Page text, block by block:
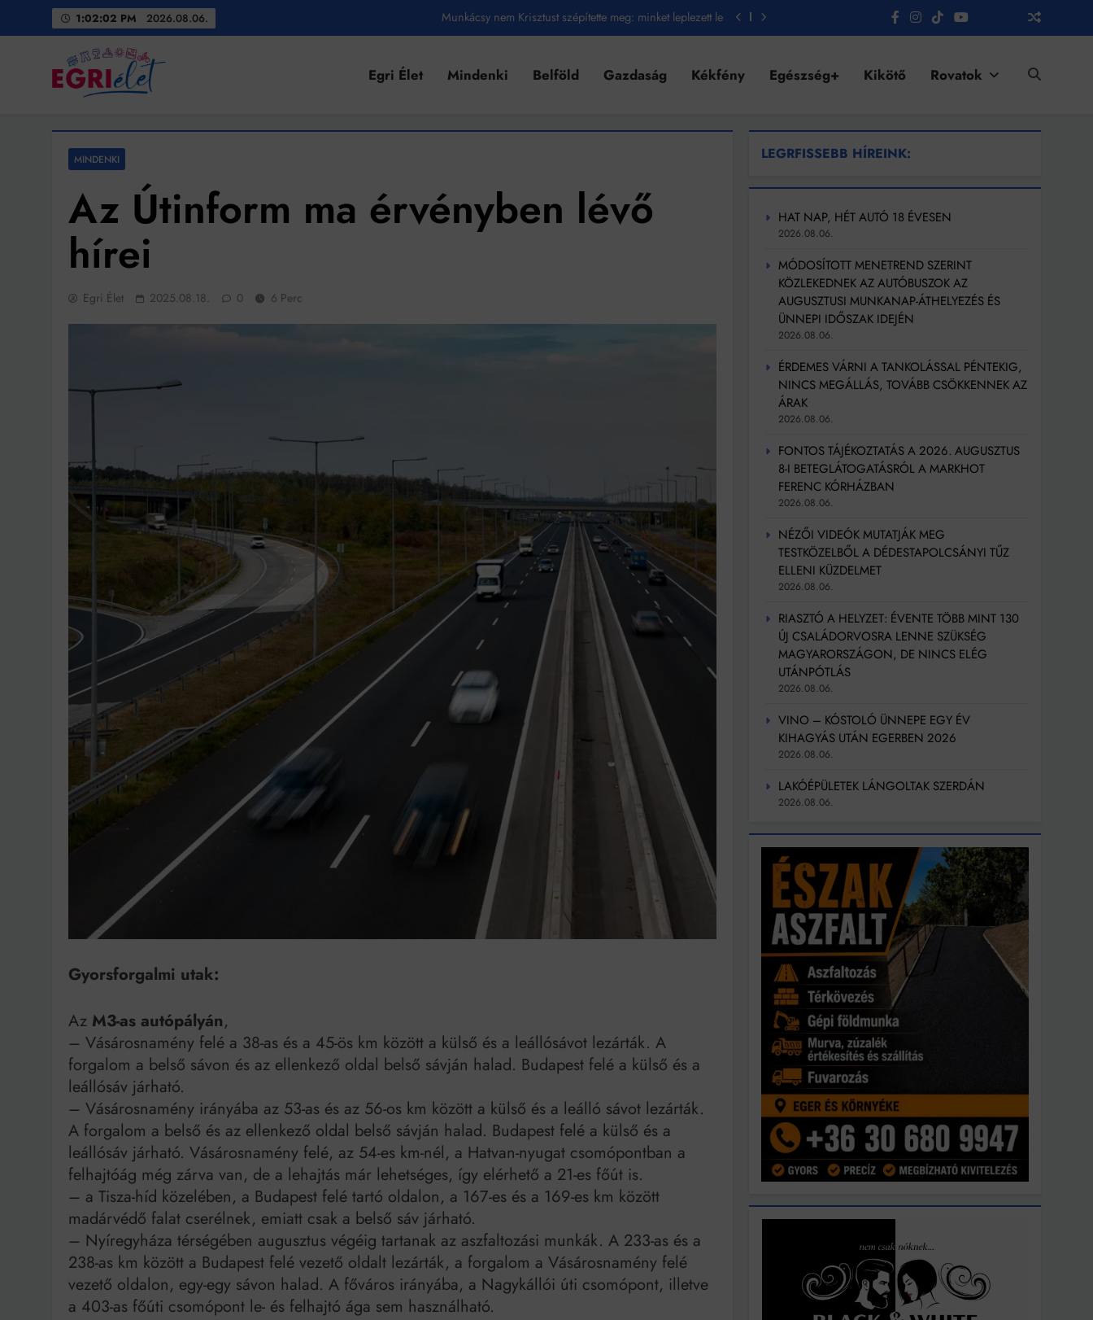
1:02:04 PM 2026.08.06.
Munkácsy nem Krisztust szépítette meg: minket leplezett le
Amikor a Tetris boldogabbá tesz, mint a szerelem
Az öregség nem csak ránc?
Mindenki a világot akarja uralni – de nem csak a 80-as években
Amikor a Tetris boldogabbá tesz, mint a szerelem
Létezik tökéletes élet: Truman is elhitte
Karinthy Frigyes: a zseni, aki belenézett a saját koponyájába
Ki akarsz törni. De miből?
Az öregség nem csak ránc?
Az ördög még mindig Pradát visel. De te miért öltözöl hozzá?
Móricz Zsigmond: falusi író vagy boncmester?
Mindenki a világot akarja uralni – de nem csak a 80-as években
Bitumenes lapostetők: a bevált technológia akkor működik, ha jól van felújítva
Egri Élet
Egri Élet Mindenki Belföld Gazdaság Kékfény Egészség+ Kikötő Rovatok
MINDENKI
Az Útinform ma érvényben lévő
hírei
Egri Élet 2025.08.18. 0 6 Perc
Gyorsforgalmi utak:
Az M3-as autópályán,
– Vásárosnamény felé a 38-as és a 45-ös km között a külső és a leállósávot lezárták. A
forgalom a belső sávon és az ellenkező oldal belső sávján halad. Budapest felé a külső és a
leállósáv járható.
– Vásárosnamény irányába az 53-as és az 56-os km között a külső és a leálló sávot lezárták.
A forgalom a belső és az ellenkező oldal belső sávján halad. Budapest felé a külső és a
leállósáv járható. Vásárosnamény felé, az 54-es km-nél, a Hatvan-nyugat csomópontban a
felhajtóág még zárva van, de a lehajtás már lehetséges, így elérhető a 21-es főút is.
– a Tisza-híd közelében, a Budapest felé tartó oldalon, a 167-es és a 169-es km között
madárvédő falat cserélnek, emiatt csak a belső sáv járható.
– Nyíregyháza térségében augusztus végéig tartanak az aszfaltozási munkák. A 233-as és a
238-as km között a Budapest felé vezető oldalt lezárták, a forgalom a Vásárosnamény felé
vezető oldalon, egy-egy sávon halad. A főváros irányába, a Nagykállói úti csomópont, illetve
a 403-as főúti csomópont le- és felhajtó ága sem használható.
LEGRFISSEBB HÍREINK:
HAT NAP, HÉT AUTÓ 18 ÉVESEN
2026.08.06.
MÓDOSÍTOTT MENETREND SZERINT
KÖZLEKEDNEK AZ AUTÓBUSZOK AZ
AUGUSZTUSI MUNKANAP-ÁTHELYEZÉS ÉS
ÜNNEPI IDŐSZAK IDEJÉN
2026.08.06.
ÉRDEMES VÁRNI A TANKOLÁSSAL PÉNTEKIG,
NINCS MEGÁLLÁS, TOVÁBB CSÖKKENNEK AZ
ÁRAK
2026.08.06.
FONTOS TÁJÉKOZTATÁS A 2026. AUGUSZTUS
8-I BETEGLÁTOGATÁSRÓL A MARKHOT
FERENC KÓRHÁZBAN
2026.08.06.
NÉZŐI VIDEÓK MUTATJÁK MEG
TESTKÖZELBŐL A DÉDESTAPOLCSÁNYI TŰZ
ELLENI KÜZDELMET
2026.08.06.
RIASZTÓ A HELYZET: ÉVENTE TÖBB MINT 130
ÚJ CSALÁDORVOSRA LENNE SZÜKSÉG
MAGYARORSZÁGON, DE NINCS ELÉG
UTÁNPÓTLÁS
2026.08.06.
VINO – KÓSTOLÓ ÜNNEPE EGY ÉV
KIHAGYÁS UTÁN EGERBEN 2026
2026.08.06.
LAKÓÉPÜLETEK LÁNGOLTAK SZERDÁN
2026.08.06.